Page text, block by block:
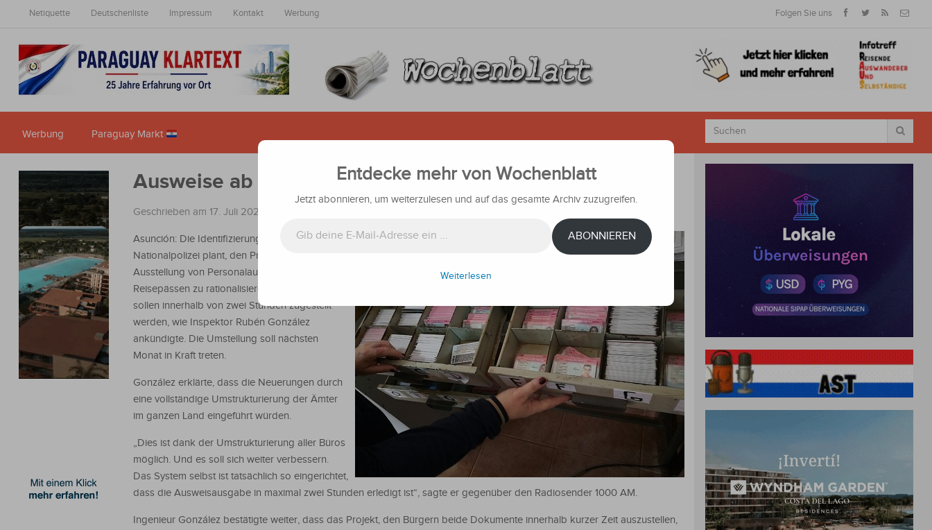
Netiquette Deutschenliste Impressum Kontakt Werbung Folgen Sie uns
Werbung Paraguay Markt
Ausweise ab August in 2 Stunden ausgestellt
Geschrieben am 17. Juli 2025
Asunción: Die Identifizierungsabteilung der
Nationalpolizei plant, den Prozess der
Ausstellung von Personalausweisen und
Reisepässen zu rationalisieren. Dokumente
sollen innerhalb von zwei Stunden zugestellt
werden, wie Inspektor Rubén González
ankündigte. Die Umstellung soll nächsten
Monat in Kraft treten.
González erklärte, dass die Neuerungen durch
eine vollständige Umstrukturierung der Ämter
im ganzen Land eingeführt würden.
„Dies ist dank der Umstrukturierung aller Büros
möglich. Und es soll sich weiter verbessern.
Das System selbst ist tatsächlich so eingerichtet,
dass die Ausweisausgabe in maximal zwei Stunden erledigt ist“, sagte er gegenüber den Radiosender 1000 AM.
Ingenieur González bestätigte weiter, dass das Projekt, den Bürgern beide Dokumente innerhalb kurzer Zeit auszustellen,
Entdecke mehr von Wochenblatt
Jetzt abonnieren, um weiterzulesen und auf das gesamte Archiv zuzugreifen.
ABONNIEREN
Weiterlesen